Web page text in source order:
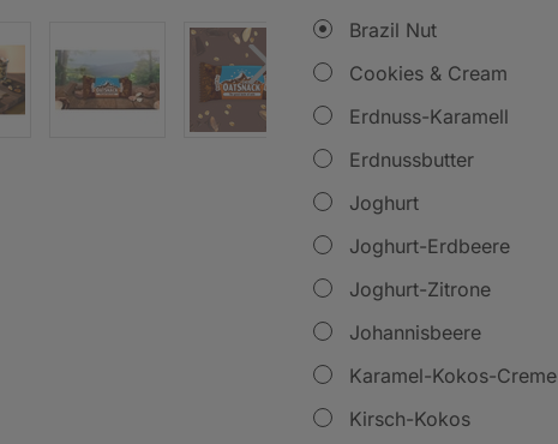
Brazil Nut
Cookies & Cream
Erdnuss-Karamell
Erdnussbutter
Joghurt
Joghurt-Erdbeere
Joghurt-Zitrone
Johannisbeere
Karamel-Kokos-Creme
Kirsch-Kokos